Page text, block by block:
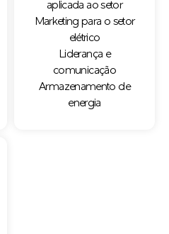
aplicada ao setor
Marketing para o setor
elétrico
Liderança e
comunicação
Armazenamento de
energia